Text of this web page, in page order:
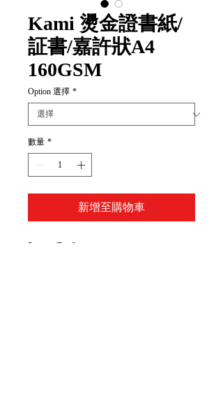
Kami 燙金證書紙/
証書/嘉許狀A4
160GSM
Option 選擇 *
數量 *
新增至購物車
Item Code: